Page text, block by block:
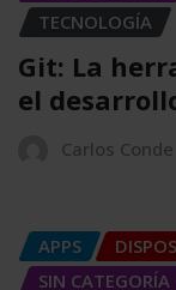
TECNOLOGÍA
Git: La
el
Carlos Conde
APPS
SIN CATEGORÍA